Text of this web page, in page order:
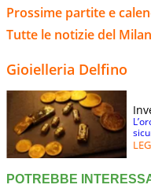
Prossime partite e
Tutte le notizie del Milan
Gioielleria Delfino